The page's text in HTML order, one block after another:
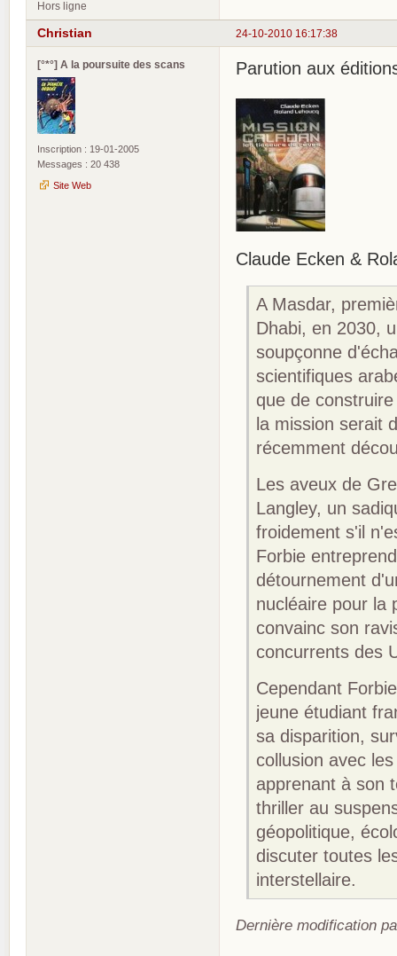
Hors ligne
24-10-2010 16:17:38
Christian
[°*°] A la poursuite des scans
Inscription : 19-01-2005
Messages : 20 438
Site Web
Parution aux
Claude Ecken &
A Masdar,
Dhabi, en 2030,
soupçonne
scientifiques
que de
la mission serait
récemment
Les aveux de
Langley, un
froidement s'il
Forbie
détournement
nucléaire pour la
convainc son
concurrents des
Cependant
jeune étudiant
sa disparition,
collusion avec
apprenant à son
thriller au
géopolitique,
discuter toutes
interstellaire.
Dernière modification